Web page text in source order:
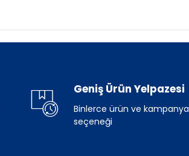
Geniş Ürün Yelpazesi
Binlerce ürün ve kampanya
seçeneği